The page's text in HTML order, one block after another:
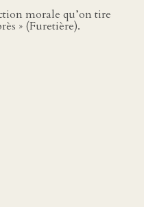
morale qu’on tire
» (Furetière).